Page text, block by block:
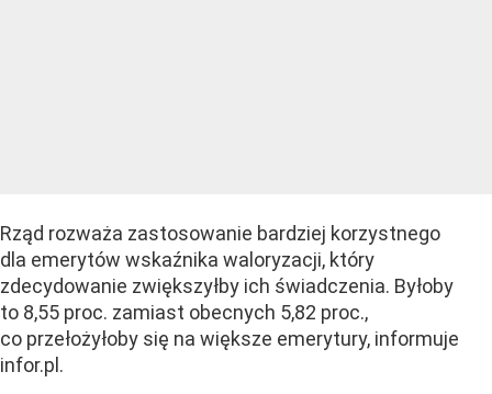
Rząd rozważa zastosowanie bardziej korzystnego
dla emerytów wskaźnika waloryzacji, który
zdecydowanie zwiększyłby ich świadczenia. Byłoby
to 8,55 proc. zamiast obecnych 5,82 proc.,
co przełożyłoby się na większe emerytury, informuje
infor.pl.